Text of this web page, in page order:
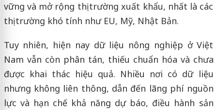
vững và mở rộng thị trường xuất khẩu, nhất là các
thị trường khó tính như EU, Mỹ, Nhật Bản.
Tuy nhiên, hiện nay dữ liệu nông nghiệp ở Việt
Nam vẫn còn phân tán, thiếu chuẩn hóa và chưa
được khai thác hiệu quả. Nhiều nơi có dữ liệu
nhưng không liên thông, dẫn đến lãng phí nguồn
lực và hạn chế khả năng dự báo, điều hành sản